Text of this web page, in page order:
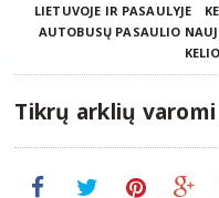
LIETUVOJE IR PASAULYJE
AUTOBUSŲ PASAULIO
Tikrų arklių